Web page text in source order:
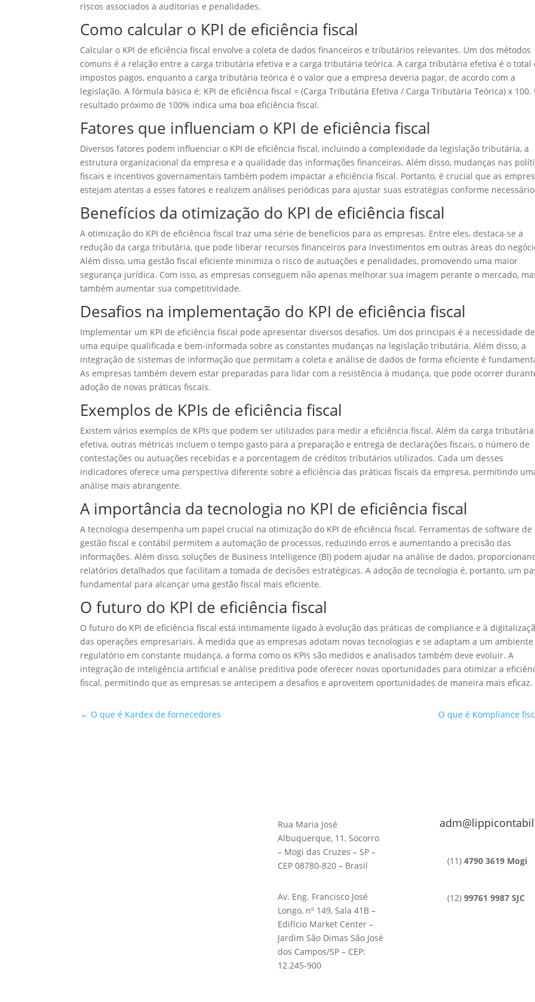
riscos associados a auditorias e penalidades.
Como calcular o KPI de eficiência fiscal
Calcular o KPI de eficiência fiscal envolve a coleta de dados financeiros e tributários relevantes. Um dos métodos
comuns é a relação entre a carga tributária efetiva e a carga tributária teórica. A carga tributária efetiva é o total
impostos pagos, enquanto a carga tributária teórica é o valor que a empresa deveria pagar, de acordo com a
legislação. A fórmula básica é: KPI de eficiência fiscal = (Carga Tributária Efetiva / Carga Tributária Teórica) x 100.
resultado próximo de 100% indica uma boa eficiência fiscal.
Fatores que influenciam o KPI de eficiência fiscal
Diversos fatores podem influenciar o KPI de eficiência fiscal, incluindo a complexidade da legislação tributária, a
estrutura organizacional da empresa e a qualidade das informações financeiras. Além disso, mudanças nas
fiscais e incentivos governamentais também podem impactar a eficiência fiscal. Portanto, é crucial que as
estejam atentas a esses fatores e realizem análises periódicas para ajustar suas estratégias conforme
Benefícios da otimização do KPI de eficiência fiscal
A otimização do KPI de eficiência fiscal traz uma série de benefícios para as empresas. Entre eles, destaca-se a
redução da carga tributária, que pode liberar recursos financeiros para investimentos em outras áreas do
Além disso, uma gestão fiscal eficiente minimiza o risco de autuações e penalidades, promovendo uma maior
segurança jurídica. Com isso, as empresas conseguem não apenas melhorar sua imagem perante o mercado,
também aumentar sua competitividade.
Desafios na implementação do KPI de eficiência fiscal
Implementar um KPI de eficiência fiscal pode apresentar diversos desafios. Um dos principais é a necessidade de
uma equipe qualificada e bem-informada sobre as constantes mudanças na legislação tributária. Além disso, a
integração de sistemas de informação que permitam a coleta e análise de dados de forma eficiente é
As empresas também devem estar preparadas para lidar com a resistência à mudança, que pode ocorrer
adoção de novas práticas fiscais.
Exemplos de KPIs de eficiência fiscal
Existem vários exemplos de KPIs que podem ser utilizados para medir a eficiência fiscal. Além da carga tributária
efetiva, outras métricas incluem o tempo gasto para a preparação e entrega de declarações fiscais, o número de
contestações ou autuações recebidas e a porcentagem de créditos tributários utilizados. Cada um desses
indicadores oferece uma perspectiva diferente sobre a eficiência das práticas fiscais da empresa, permitindo
análise mais abrangente.
A importância da tecnologia no KPI de eficiência fiscal
A tecnologia desempenha um papel crucial na otimização do KPI de eficiência fiscal. Ferramentas de software de
gestão fiscal e contábil permitem a automação de processos, reduzindo erros e aumentando a precisão das
informações. Além disso, soluções de Business Intelligence (BI) podem ajudar na análise de dados,
relatórios detalhados que facilitam a tomada de decisões estratégicas. A adoção de tecnologia é, portanto, um
fundamental para alcançar uma gestão fiscal mais eficiente.
O futuro do KPI de eficiência fiscal
O futuro do KPI de eficiência fiscal está intimamente ligado à evolução das práticas de compliance e à
das operações empresariais. À medida que as empresas adotam novas tecnologias e se adaptam a um ambiente
regulatório em constante mudança, a forma como os KPIs são medidos e analisados também deve evoluir. A
integração de inteligência artificial e análise preditiva pode oferecer novas oportunidades para otimizar a
fiscal, permitindo que as empresas se antecipem a desafios e aproveitem oportunidades de maneira mais eficaz.
← O que é Kardex de fornecedores O que é Kompliance
Rua Maria José
Albuquerque, 11, Socorro
– Mogi das Cruzes – SP –
CEP 08780-820 – Brasil
Av. Eng. Francisco José
Longo, nº 149, Sala 41B –
Edifício Market Center –
Jardim São Dimas São José
dos Campos/SP – CEP:
12.245-900
(11) 4790 3619 Mogi
(12) 99761 9987 SJC